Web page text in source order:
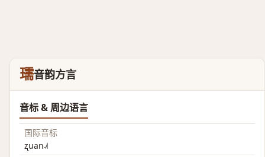
瓀音韵方言
音标 & 周边语言
国际音标
ʐuan˨˩˦